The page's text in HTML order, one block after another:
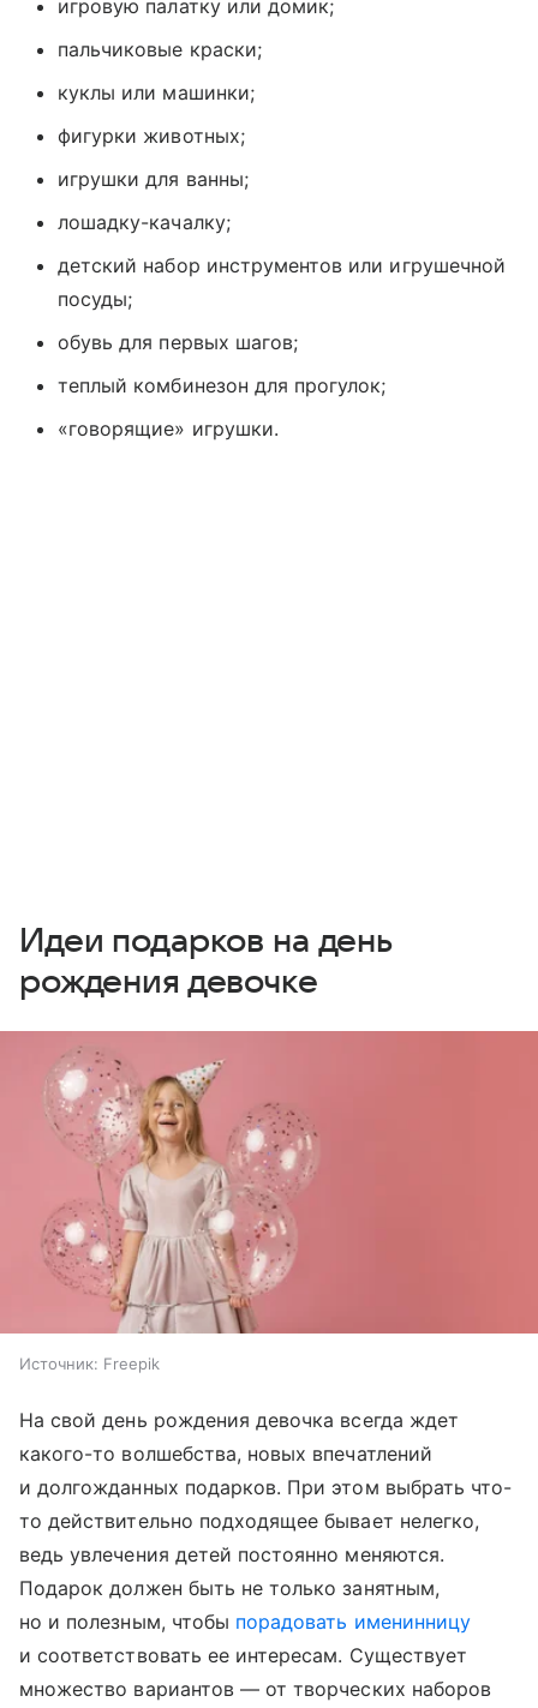
игровую палатку или домик;
пальчиковые краски;
куклы или машинки;
фигурки животных;
игрушки для ванны;
лошадку-качалку;
детский набор инструментов или игрушечной
посуды;
обувь для первых шагов;
теплый комбинезон для прогулок;
«говорящие» игрушки.
Идеи подарков на день
рождения девочке
Источник: Freepik
На свой день рождения девочка всегда ждет
какого-то волшебства, новых впечатлений
и долгожданных подарков. При этом выбрать что-
то действительно подходящее бывает нелегко,
ведь увлечения детей постоянно меняются.
Подарок должен быть не только занятным,
но и полезным, чтобы порадовать именинницу
и соответствовать ее интересам. Существует
множество вариантов — от творческих наборов